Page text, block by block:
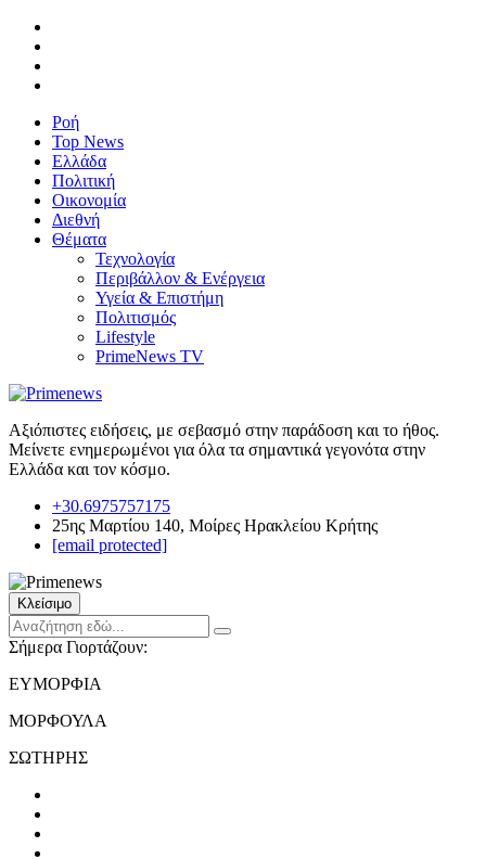
Ροή
Top News
Ελλάδα
Πολιτική
Οικονομία
Διεθνή
Θέματα
Τεχνολογία
Περιβάλλον & Ενέργεια
Υγεία & Επιστήμη
Πολιτισμός
Lifestyle
PrimeNews TV
Αξιόπιστες ειδήσεις, με σεβασμό στην παράδοση και το ήθος.
Μείνετε ενημερωμένοι για όλα τα σημαντικά γεγονότα στην
Ελλάδα και τον κόσμο.
+30.6975757175
25ης Μαρτίου 140, Μοίρες Ηρακλείου Κρήτης
[email protected]
Κλείσιμο
Σήμερα Γιορτάζουν:
ΕΥΜΟΡΦΙΑ
ΜΟΡΦΟΥΛΑ
ΣΩΤΗΡΗΣ